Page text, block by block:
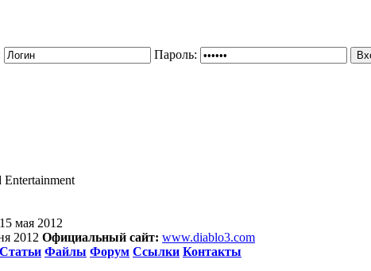
Пароль:
Entertainment
мая 2012
2012 Официальный сайт: www.diablo3.com
Статьи Файлы Форум Ссылки Контакты